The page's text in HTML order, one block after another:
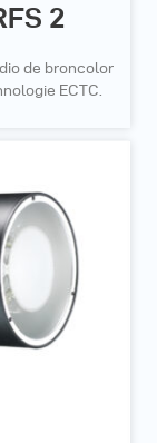
2
de broncolor
ECTC.